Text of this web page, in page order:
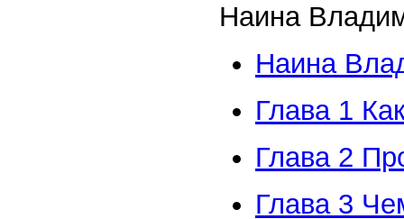
Наина
Наина
Глава 1
Глава 2
Глава 3